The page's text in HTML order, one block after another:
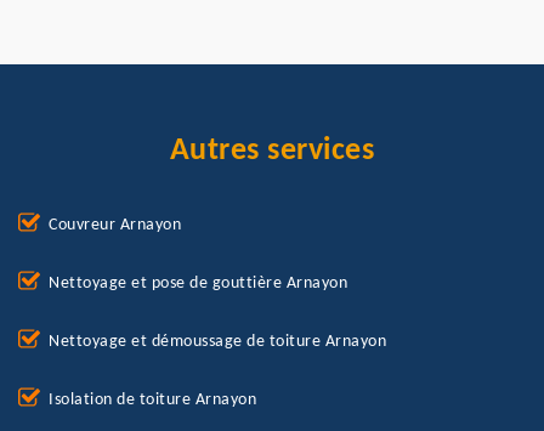
Autres services
Couvreur Arnayon
Nettoyage et pose de gouttière Arnayon
Nettoyage et démoussage de toiture Arnayon
Isolation de toiture Arnayon